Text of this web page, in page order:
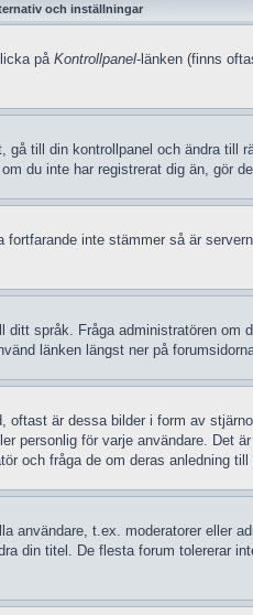
och inställningar
på Kontrollpanel-länken (finns
till din kontrollpanel och ändra
du inte har registrerat dig än, gör
inte stämmer så är
språk. Fråga administratören
länken längst ner på
är dessa bilder i form av
personlig för varje användare. Det
och fråga de om deras anledning till
t.ex. moderatorer eller
din titel. De flesta forum tolererar